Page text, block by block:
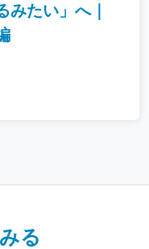
みたい」へ｜
る